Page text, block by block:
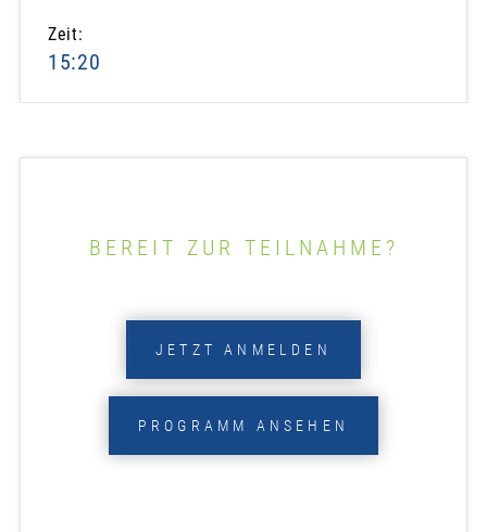
Zeit:
15:20
BEREIT ZUR TEILNAHME?
JETZT ANMELDEN
PROGRAMM ANSEHEN